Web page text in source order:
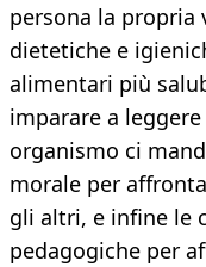
persona la propria
dietetiche e
alimentari più
imparare a
organismo ci
morale per
gli altri, e infine le
pedagogiche per